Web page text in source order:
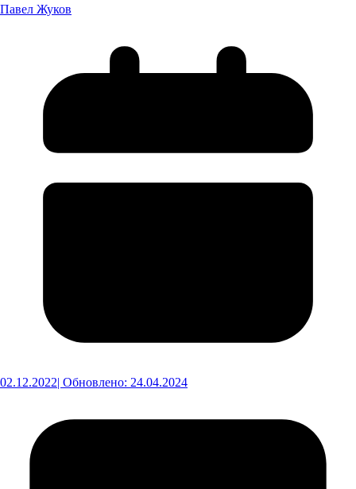
Павел Жуков
02.12.2022| Обновлено: 24.04.2024